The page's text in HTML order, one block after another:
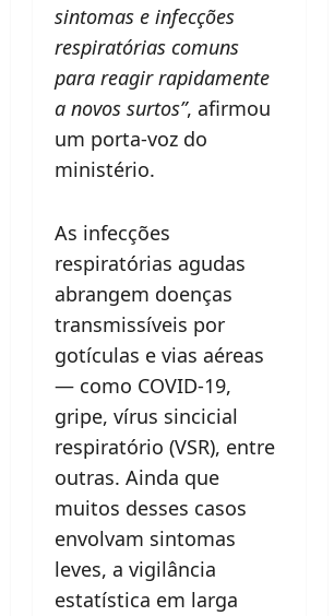
sintomas e infecções
respiratórias comuns
para reagir rapidamente
a novos surtos”, afirmou
um porta-voz do
ministério.
As infecções
respiratórias agudas
abrangem doenças
transmissíveis por
gotículas e vias aéreas
— como COVID-19,
gripe, vírus sincicial
respiratório (VSR), entre
outras. Ainda que
muitos desses casos
envolvam sintomas
leves, a vigilância
estatística em larga